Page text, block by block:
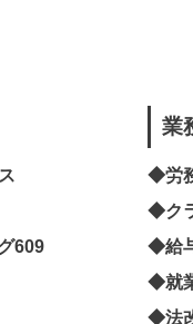
609
業
◆労
◆ク
◆給
◆就
◆法